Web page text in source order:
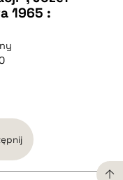
1965 :